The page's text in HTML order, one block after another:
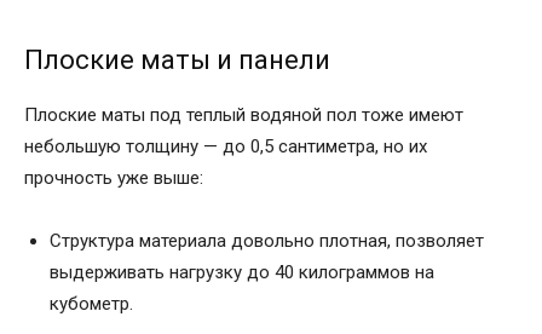
Плоские маты и панели
Плоские маты под теплый водяной пол тоже имеют
небольшую толщину — до 0,5 сантиметра, но их
прочность уже выше:
Структура материала довольно плотная, позволяет
выдерживать нагрузку до 40 килограммов на
кубометр.